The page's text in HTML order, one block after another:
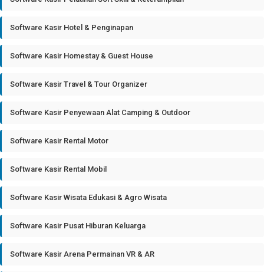
Software Kasir Hotel & Penginapan
Software Kasir Homestay & Guest House
Software Kasir Travel & Tour Organizer
Software Kasir Penyewaan Alat Camping & Outdoor
Software Kasir Rental Motor
Software Kasir Rental Mobil
Software Kasir Wisata Edukasi & Agro Wisata
Software Kasir Pusat Hiburan Keluarga
Software Kasir Arena Permainan VR & AR